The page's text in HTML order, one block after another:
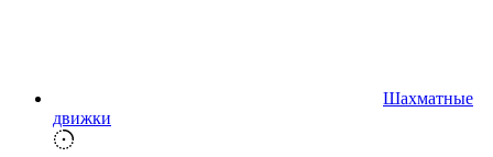
Шахматные
движки